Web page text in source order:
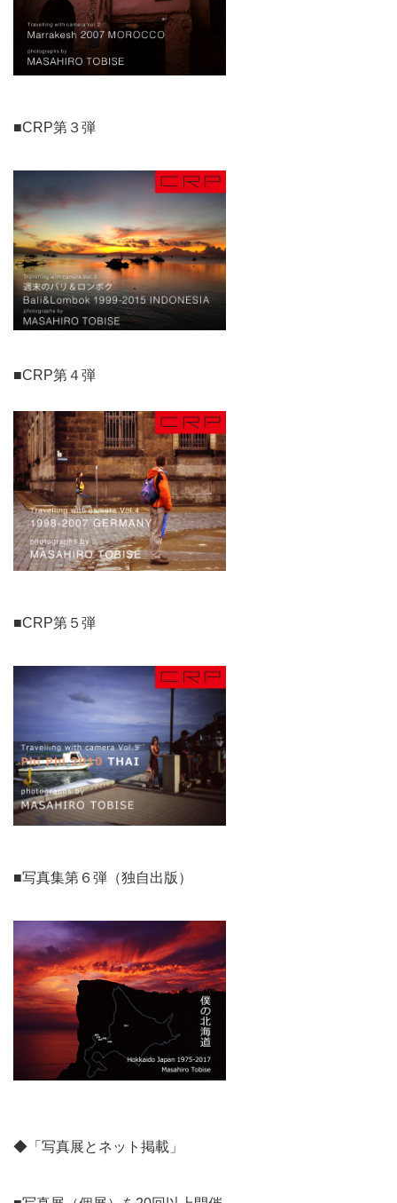
■CRP第３弾
■CRP第４弾
■CRP第５弾
■写真集第６弾（独自出版）
◆「写真展とネット掲載」